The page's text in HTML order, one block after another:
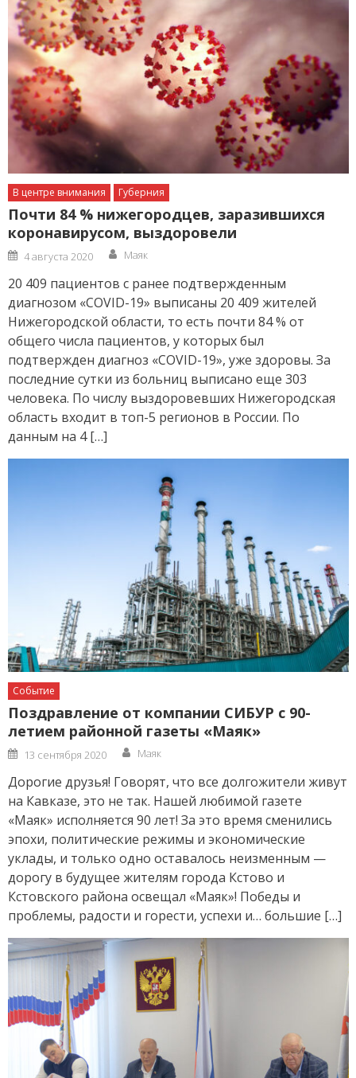
В центре внимания Губерния
Почти 84 % нижегородцев, заразившихся
коронавирусом, выздоровели
Posted
on
4 августа 2020 Author
Маяк
20 409 пациентов с ранее подтвержденным
диагнозом «COVID-19» выписаны 20 409 жителей
Нижегородской области, то есть почти 84 % от
общего числа пациентов, у которых был
подтвержден диагноз «COVID-19», уже здоровы. За
последние сутки из больниц выписано еще 303
человека. По числу выздоровевших Нижегородская
область входит в топ-5 регионов в России. По
данным на 4 […]
Событие
Поздравление от компании СИБУР с 90-
летием районной газеты «Маяк»
Posted
on
13 сентября 2020 Author
Маяк
Дорогие друзья! Говорят, что все долгожители живут
на Кавказе, это не так. Нашей любимой газете
«Маяк» исполняется 90 лет! За это время сменились
эпохи, политические режимы и экономические
уклады, и только одно оставалось неизменным —
дорогу в будущее жителям города Кстово и
Кстовского района освещал «Маяк»! Победы и
проблемы, радости и горести, успехи и… большие […]